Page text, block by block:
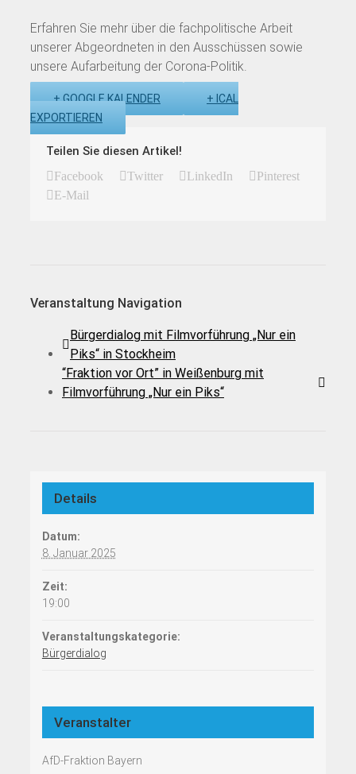
Erfahren Sie mehr über die fachpolitische Arbeit
unserer Abgeordneten in den Ausschüssen sowie
unsere Aufarbeitung der Corona-Politik.
+ GOOGLE KALENDER
+ ICAL
EXPORTIEREN
Teilen Sie diesen Artikel!
Facebook Twitter LinkedIn
Pinterest
E-Mail
Veranstaltung Navigation
Bürgerdialog mit Filmvorführung „Nur ein
Piks“ in Stockheim
“Fraktion vor Ort” in Weißenburg mit
Filmvorführung „Nur ein Piks“
Details
Datum:
8. Januar 2025
Zeit:
19:00
Veranstaltungskategorie:
Bürgerdialog
Veranstalter
AfD-Fraktion Bayern